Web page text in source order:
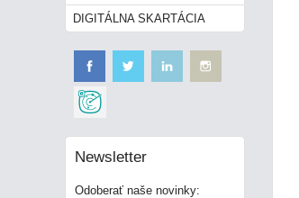
DIGITÁLNA SKARTÁCIA
Newsletter
Odoberať naše novinky: